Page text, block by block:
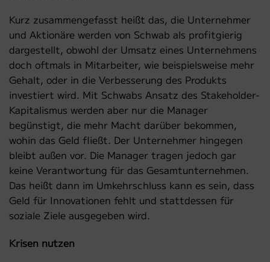
Kurz zusammengefasst heißt das, die Unternehmer
und Aktionäre werden von Schwab als profitgierig
dargestellt, obwohl der Umsatz eines Unternehmens
doch oftmals in Mitarbeiter, wie beispielsweise mehr
Gehalt, oder in die Verbesserung des Produkts
investiert wird. Mit Schwabs Ansatz des Stakeholder-
Kapitalismus werden aber nur die Manager
begünstigt, die mehr Macht darüber bekommen,
wohin das Geld fließt. Der Unternehmer hingegen
bleibt außen vor. Die Manager tragen jedoch gar
keine Verantwortung für das Gesamtunternehmen.
Das heißt dann im Umkehrschluss kann es sein, dass
Geld für Innovationen fehlt und stattdessen für
soziale Ziele ausgegeben wird.
Krisen nutzen